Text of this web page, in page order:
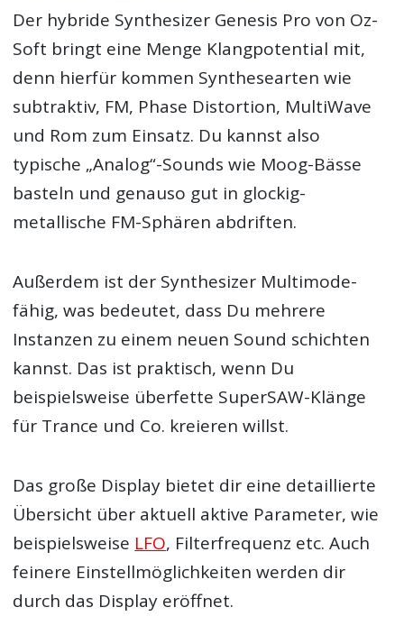
Der hybride Synthesizer Genesis Pro von Oz-
Soft bringt eine Menge Klangpotential mit,
denn hierfür kommen Synthesearten wie
subtraktiv, FM, Phase Distortion, MultiWave
und Rom zum Einsatz. Du kannst also
typische „Analog“-Sounds wie Moog-Bässe
basteln und genauso gut in glockig-
metallische FM-Sphären abdriften.
Außerdem ist der Synthesizer Multimode-
fähig, was bedeutet, dass Du mehrere
Instanzen zu einem neuen Sound schichten
kannst. Das ist praktisch, wenn Du
beispielsweise überfette SuperSAW-Klänge
für Trance und Co. kreieren willst.
Das große Display bietet dir eine detaillierte
Übersicht über aktuell aktive Parameter, wie
beispielsweise LFO, Filterfrequenz etc. Auch
feinere Einstellmöglichkeiten werden dir
durch das Display eröffnet.